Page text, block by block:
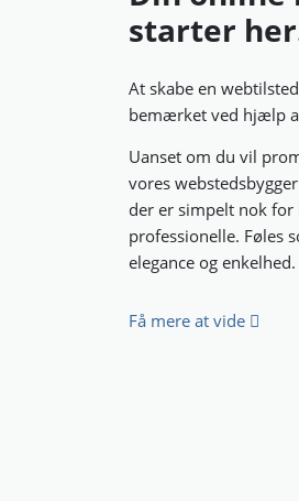
starter
At skabe en
bemærket ved hjælp
Uanset om du vil
vores
der er simpelt nok
professionelle. Føles
elegance og
Få mere at vide